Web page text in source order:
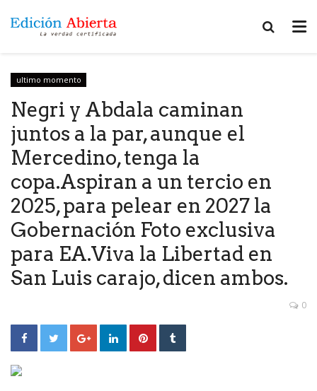
ultimo momento
Negri y Abdala caminan
juntos a la par, aunque el
Mercedino, tenga la
copa.Aspiran a un tercio en
2025, para pelear en 2027 la
Gobernación Foto exclusiva
para EA.Viva la Libertad en
San Luis carajo, dicen ambos.
0